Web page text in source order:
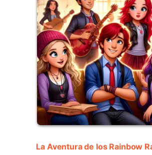
La Aventura de los Rainbow